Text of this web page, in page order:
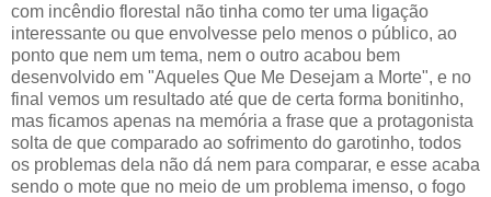
com incêndio florestal não tinha como ter uma ligação
interessante ou que envolvesse pelo menos o público, ao
ponto que nem um tema, nem o outro acabou bem
desenvolvido em "Aqueles Que Me Desejam a Morte", e no
final vemos um resultado até que de certa forma bonitinho,
mas ficamos apenas na memória a frase que a protagonista
solta de que comparado ao sofrimento do garotinho, todos
os problemas dela não dá nem para comparar, e esse acaba
sendo o mote que no meio de um problema imenso, o fogo